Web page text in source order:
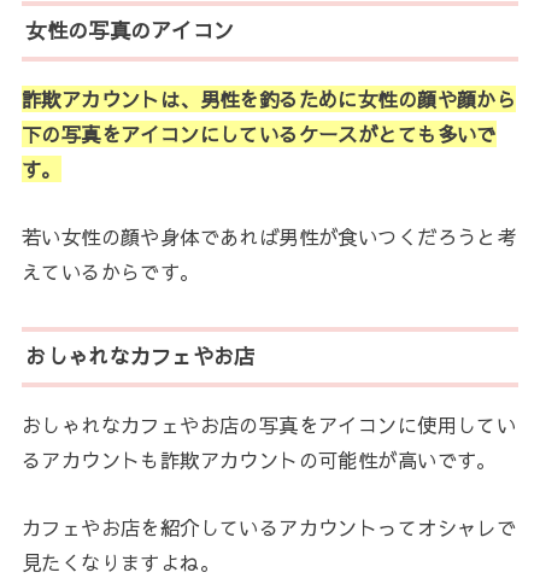
女性の写真のアイコン
詐欺アカウントは、男性を釣るために女性の顔や顔から
下の写真をアイコンにしているケースがとても多いで
す。
若い女性の顔や身体であれば男性が食いつくだろうと考
えているからです。
おしゃれなカフェやお店
おしゃれなカフェやお店の写真をアイコンに使用してい
るアカウントも詐欺アカウントの可能性が高いです。
カフェやお店を紹介しているアカウントってオシャレで
見たくなりますよね。